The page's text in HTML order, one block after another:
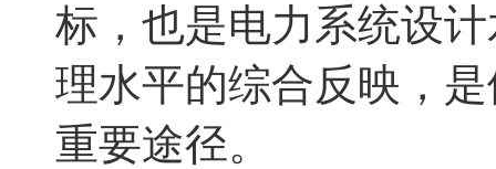
标，也是电力系统设
理水平的综合反映，
重要途径。